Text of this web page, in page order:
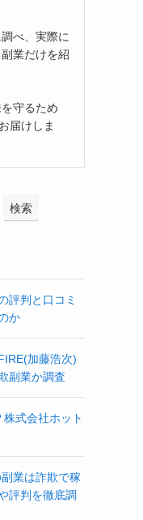
べ、実際に
業だけを紹
守るため
届けしま
検索
評判と口コミ
か
加藤浩次)
副業か調査
式会社ホット
業は詐欺で稼
評判を徹底調